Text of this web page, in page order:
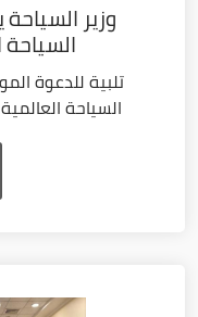
وزير
تلبية للدعوة
السياحة